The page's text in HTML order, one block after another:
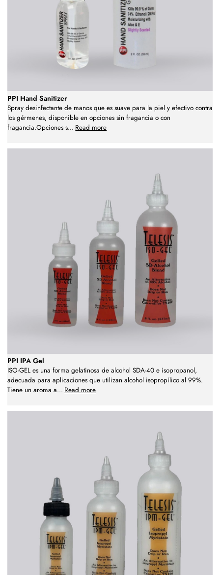
PPI Hand Sanitizer
Spray desinfectante de manos que es suave para la piel y efectivo contra
los gérmenes, disponible en opciones sin fragancia o con
fragancia.Opciones s... Read more
PPI IPA Gel
ISO-GEL es una forma gelatinosa de alcohol SDA-40 e isopropanol,
adecuada para aplicaciones que utilizan alcohol isopropílico al 99%.
Tiene un aroma a... Read more